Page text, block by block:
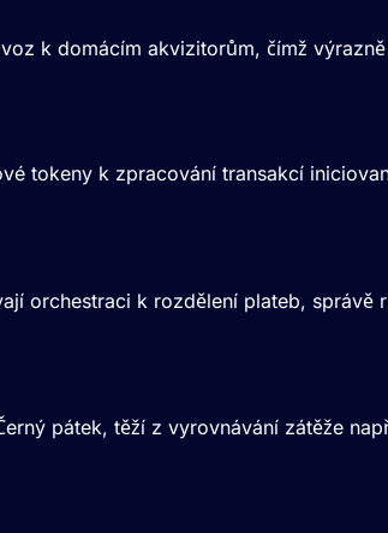
k domácím akvizitorům, čímž
tokeny k zpracování transakcí
orchestraci k rozdělení plateb,
pátek, těží z vyrovnávání zátěže